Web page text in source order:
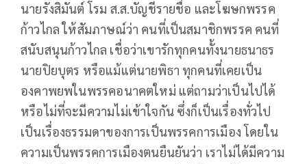
นายรังสิมันต์ โรม ส.ส.บัญชีรายชื่อ และโฆษกพรรค
ก้าวไกล ให้สัมภาษณ์ว่า คนที่เป็นสมาชิกพรรค คนที่
สนับสนุนก้าวไกล เชื่อว่าเขารักทุกคนทั้งนายธนาธร
นายปิยบุตร หรือแม้แต่นายพิธา ทุกคนที่เคยเป็น
องคาพยพในพรรคอนาคตใหม่ แต่ถามว่าเป็นไปได้
หรือไม่ที่จะมีความไม่เข้าใจกัน ซึ่งก็เป็นเรื่องทั่วไป
เป็นเรื่องธรรมดาของการเป็นพรรคการเมือง โดยใน
ความเป็นพรรคการเมืองตนยืนยันว่า เราไม่ได้มีความ